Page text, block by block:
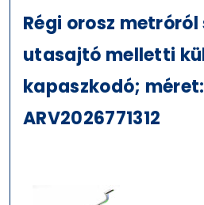
Régi orosz
utasajtó melletti
kapaszkodó;
ARV2026771312